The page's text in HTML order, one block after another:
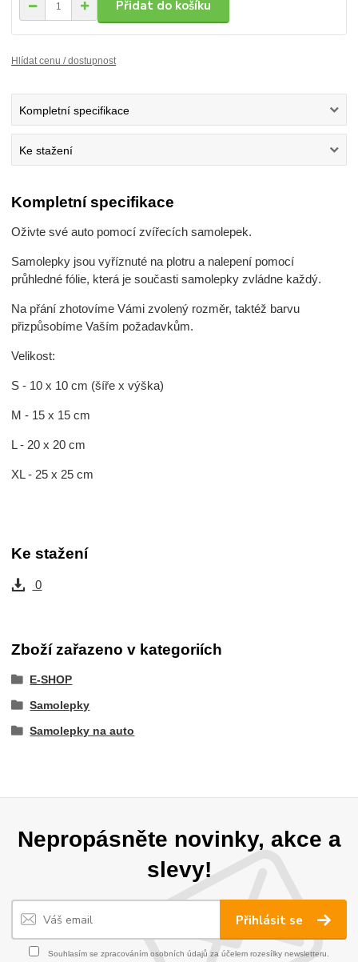
Přidat do košíku
Hlídat cenu / dostupnost
Kompletní specifikace
Ke stažení
Kompletní specifikace
Oživte své auto pomocí zvířecích samolepek.
Samolepky jsou vyříznuté na plotru a nalepení pomocí
průhledné fólie, která je současti samolepky zvládne každý.
Na přání zhotovíme Vámi zvolený rozměr, taktéž barvu
přizpůsobíme Vaším požadavkům.
Velikost:
S - 10 x 10 cm (šíře x výška)
M - 15 x 15 cm
L - 20 x 20 cm
XL - 25 x 25 cm
Ke stažení
0
Zboží zařazeno v kategoriích
E-SHOP
Samolepky
Samolepky na auto
Nepropásněte novinky, akce a
slevy!
Přihlásit se
Souhlasím se zpracováním osobních údajů za účelem rozesílky newsletteru.